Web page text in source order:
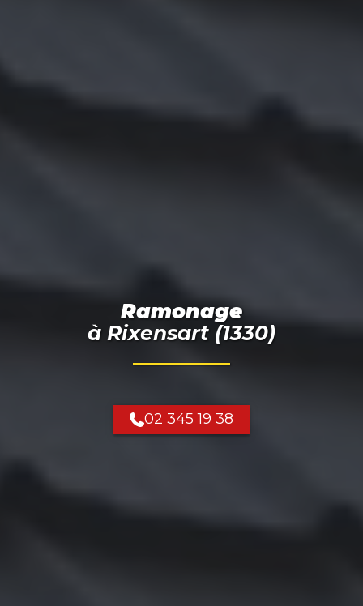
Ramonage
à Rixensart (1330)
02 345 19 38